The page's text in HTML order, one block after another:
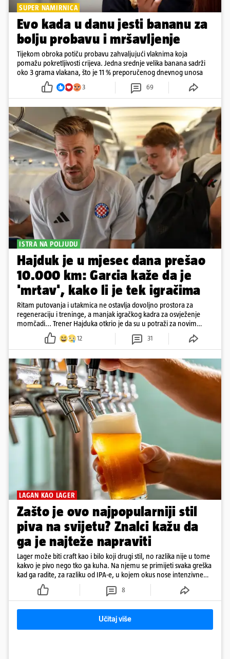
SUPER NAMIRNICA
Evo kada u danu jesti bananu za
bolju probavu i mršavljenje
Tijekom obroka potiču probavu zahvaljujući vlaknima koja
pomažu pokretljivosti crijeva. Jedna srednje velika banana sadrži
oko 3 grama vlakana, što je 11 % preporučenog dnevnog unosa
3 69
ISTRA NA POLJUDU
Hajduk je u mjesec dana prešao
10.000 km: Garcia kaže da je
'mrtav', kako li je tek igračima
Ritam putovanja i utakmica ne ostavlja dovoljno prostora za
regeneraciju i treninge, a manjak igračkog kadra za osvježenje
momčadi... Trener Hajduka otkrio je da su u potraži za novim
igračima na tržištu....
12 31
LAGAN KAO LAGER
Zašto je ovo najpopularniji stil
piva na svijetu? Znalci kažu da
ga je najteže napraviti
Lager može biti craft kao i bilo koji drugi stil, no razlika nije u tome
kakvo je pivo nego tko ga kuha. Na njemu se primijeti svaka greška
kad ga radite, za razliku od IPA-e, u kojem okus nose intenzivne
8
Učitaj više